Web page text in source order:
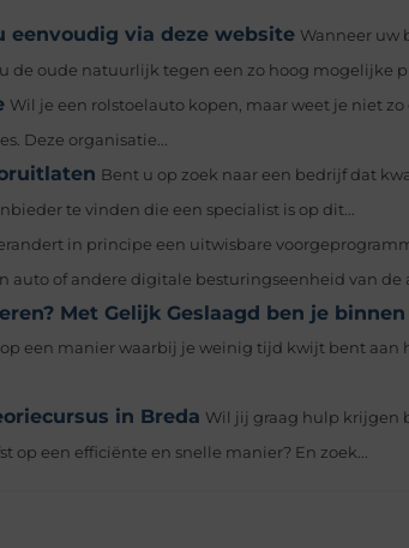
eenvoudig via deze website Wanneer uw
oude natuurlijk tegen een zo hoog mogelijke
Wil je een rolstoelauto kopen, maar weet je niet
Deze organisatie...
Bent u op zoek naar een bedrijf dat
te vinden die een specialist is op dit...
in principe een uitwisbare
of andere digitale besturingseenheid van de
Met Gelijk Geslaagd ben je binnen
een manier waarbij je weinig tijd kwijt bent aan
in Breda Wil jij graag hulp krijgen
een efficiënte en snelle manier? En zoek...